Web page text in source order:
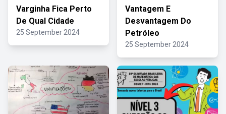
Varginha Fica Perto
De Qual Cidade
25 September 2024
Vantagem E
Desvantagem Do
Petróleo
25 September 2024